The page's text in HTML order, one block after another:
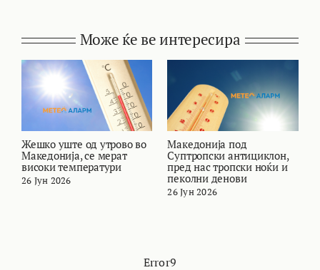
Може ќе ве интересира
Жешко уште од утрово во
Македонија, се мерат
високи температури
26 Јун 2026
Македонија под
Суптропски антициклон,
пред нас тропски ноќи и
пеколни денови
26 Јун 2026
Error9